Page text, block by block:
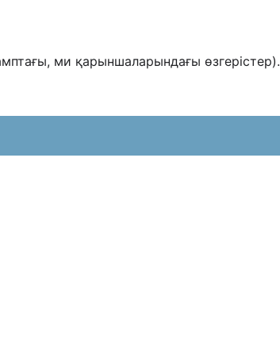
ми қарыншаларындағы өзгерістер).